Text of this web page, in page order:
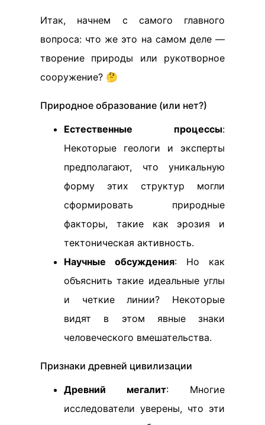
Итак, начнем с самого главного
вопроса: что же это на самом деле —
творение природы или рукотворное
сооружение? 🤔
Природное образование (или нет?)
Естественные процессы:
Некоторые геологи и эксперты
предполагают, что уникальную
форму этих структур могли
сформировать природные
факторы, такие как эрозия и
тектоническая активность.
Научные обсуждения: Но как
объяснить такие идеальные углы
и четкие линии? Некоторые
видят в этом явные знаки
человеческого вмешательства.
Признаки древней цивилизации
Древний мегалит: Многие
исследователи уверены, что эти